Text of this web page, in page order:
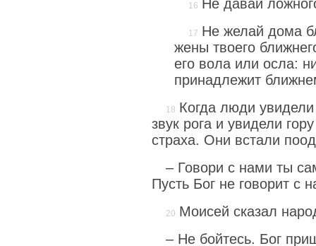
Не давай
Не желай дома
жены твоего
его вола или осла:
принадлежит
Когда люди
звук рога и увидели
страха. Они встали
– Говори с нами ты
Пусть Бог не говорит с
Моисей сказал
– Не бойтесь. Бог